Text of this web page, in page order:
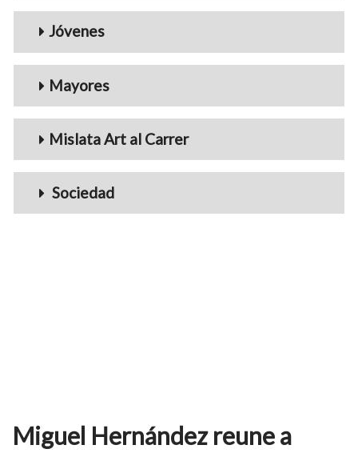
Jóvenes
Mayores
Mislata Art al Carrer
Sociedad
Miguel Hernández reune a